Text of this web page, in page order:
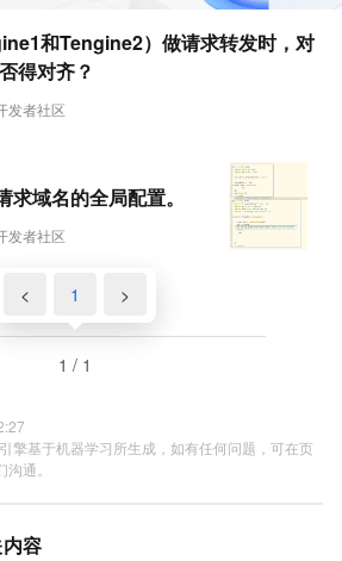
发者社区
和Tengine2）做请求转发时，对
得对齐？
发者社区
求域名的全局配置。
< 1 >
1 / 1
擎基于机器学习所生成，如有任何问题，可在页
通。
容